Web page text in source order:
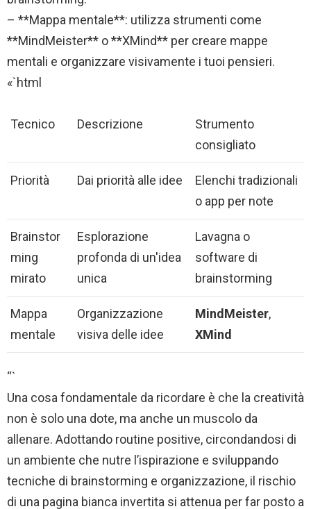
– **Mappa mentale**: utilizza strumenti come
**MindMeister** o **XMind** per creare mappe
mentali e organizzare visivamente i tuoi pensieri.
«`html
Tecnico Descrizione
Strumento
consigliato
Priorità Dai priorità alle idee
Elenchi tradizionali
o app per note
Brainstor
ming
mirato
Esplorazione
profonda di un'idea
unica
Lavagna o
software di
brainstorming
Mappa
mentale
Organizzazione
visiva delle idee
MindMeister,
XMind
“`
Una cosa fondamentale da ricordare è che la creatività
non è solo una dote, ma anche un muscolo da
allenare. Adottando routine positive, circondandosi di
un ambiente che nutre l’ispirazione e sviluppando
tecniche di brainstorming e organizzazione, il rischio
di una pagina bianca invertita si attenua per far posto a